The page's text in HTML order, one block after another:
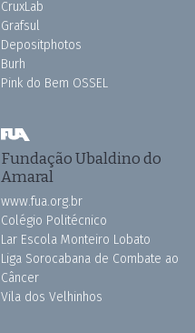
CruxLab
Grafsul
Depositphotos
Burh
Pink do Bem OSSEL
Fundação Ubaldino do
Amaral
www.fua.org.br
Colégio Politécnico
Lar Escola Monteiro Lobato
Liga Sorocabana de Combate ao
Câncer
Vila dos Velhinhos